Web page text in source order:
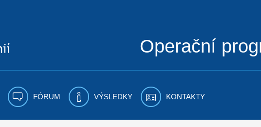
Operační
FÓRUM VÝSLEDKY KONTAKTY